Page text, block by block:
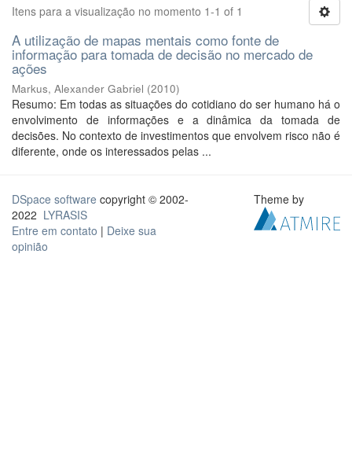
Itens para a visualização no momento 1-1 of 1
A utilização de mapas mentais como fonte de
informação para tomada de decisão no mercado de
ações
Markus, Alexander Gabriel (2010)
Resumo: Em todas as situações do cotidiano do ser humano há o
envolvimento de informações e a dinâmica da tomada de
decisões. No contexto de investimentos que envolvem risco não é
diferente, onde os interessados pelas ...
DSpace software copyright © 2002-
2022 LYRASIS
Entre em contato | Deixe sua
opinião
Theme by